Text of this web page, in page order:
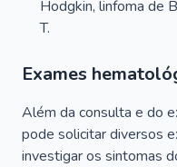
Hodgkin, linfoma de
T.
Exames
Além da consulta e do
pode solicitar diversos
investigar os sintomas